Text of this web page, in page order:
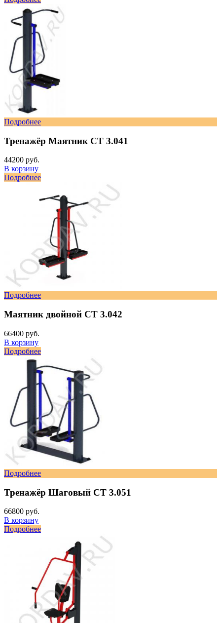
Подробнее
Тренажёр Маятник СТ 3.041
44200 руб.
В корзину
Подробнее
Подробнее
Маятник двойной СТ 3.042
66400 руб.
В корзину
Подробнее
Подробнее
Тренажёр Шаговый СТ 3.051
66800 руб.
В корзину
Подробнее